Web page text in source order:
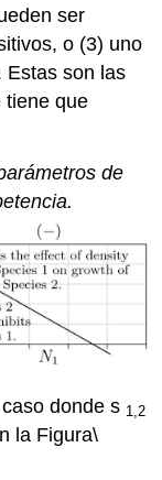
ser
o (3) uno
Estas son las
tiene que
de
donde s 1,2
la Figura\